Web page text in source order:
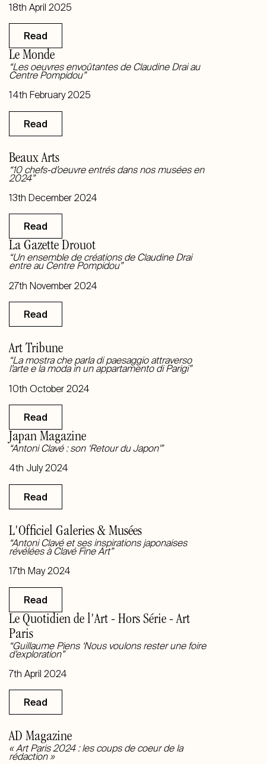
18th April 2025
Read
Le Monde
“Les oeuvres envoûtantes de Claudine Drai au
Centre Pompidou”
14th February 2025
Read
Beaux Arts
“10 chefs-d’oeuvre entrés dans nos musées en
2024”
13th December 2024
Read
La Gazette Drouot
“Un ensemble de créations de Claudine Drai
entre au Centre Pompidou”
27th November 2024
Read
Art Tribune
“La mostra che parla di paesaggio attraverso
l’arte e la moda in un appartamento di Parigi”
10th October 2024
Read
Japan Magazine
“Antoni Clavé : son ‘Retour du Japon'”
4th July 2024
Read
L'Officiel Galeries & Musées
“Antoni Clavé et ses inspirations japonaises
révélées à Clavé Fine Art”
17th May 2024
Read
Le Quotidien de l'Art - Hors Série - Art
Paris
“Guillaume Piens ‘Nous voulons rester une foire
d’exploration”
7th April 2024
Read
AD Magazine
« Art Paris 2024 : les coups de coeur de la
rédaction »